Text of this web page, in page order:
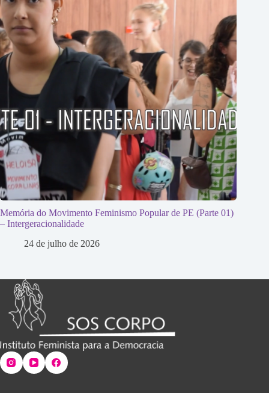
Memória do Movimento Feminismo Popular de PE (Parte 01)
– Intergeracionalidade
24 de julho de 2026